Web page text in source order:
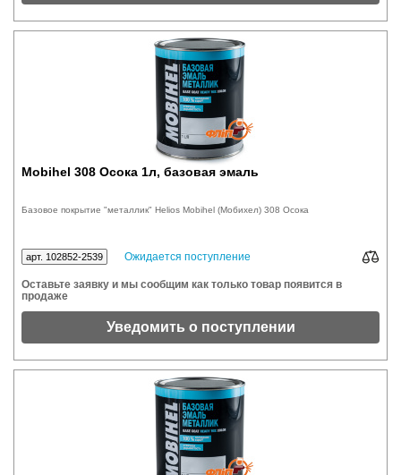
Mobihel 308 Осока 1л, базовая эмаль
Базовое покрытие "металлик" Helios Mobihel (Мобихел) 308 Осока
арт. 102852-2539 Ожидается поступление
Оставьте заявку и мы сообщим как только товар появится в
продаже
Уведомить о поступлении